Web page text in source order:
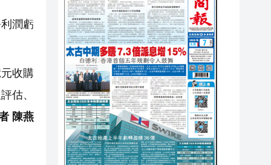
潤虧
收購
估、
陳燕